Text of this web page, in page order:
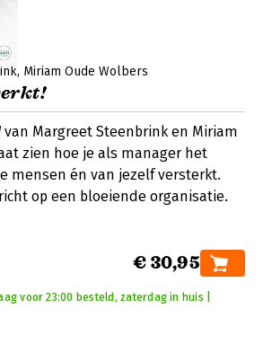
Miriam Oude Wolbers
van Margreet Steenbrink en Miriam
zien hoe je als manager het
mensen én van jezelf versterkt.
op een bloeiende organisatie.
€ 30,95
voor 23:00 besteld, zaterdag in huis |